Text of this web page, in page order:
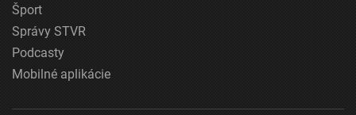
Šport
Správy STVR
Podcasty
Mobilné aplikácie